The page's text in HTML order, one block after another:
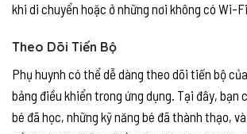
khi di chuyển hoặc ở những nơi không có Wi-Fi.
Theo Dõi Tiến Bộ
Phụ huynh có thể dễ dàng theo dõi tiến bộ
bảng điều khiển trong ứng dụng. Tại đây, bạn
bé đã học, những kỹ năng bé đã thành thạo,